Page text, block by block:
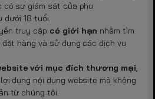
có sự giám sát của phụ
dưới 18 tuổi.
truy cập có giới hạn nhằm tìm
hàng và sử dụng các dịch vụ
với mục đích thương mại,
dụng nội dung website mà không
từ chúng tôi.